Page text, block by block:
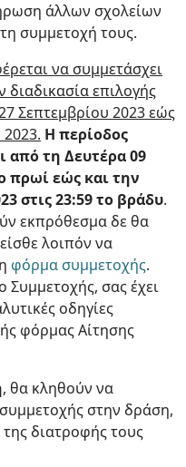
άλλων σχολείων
συμμετοχή τους.
να συμμετάσχει
επιλογής
Σεπτεμβρίου 2023 εώς
Η περίοδος
από τη Δευτέρα 09
πρωί εώς και την
στις 23:59 το βράδυ.
εκπρόθεσμα δε θα
λοιπόν να
φόρμα συμμετοχής.
Συμμετοχής, σας έχει
οδηγίες
φόρμας Αίτησης
, θα κληθούν να
στην δράση,
διατροφής τους